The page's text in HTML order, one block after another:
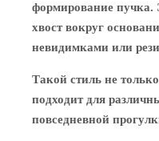
формирование пучка.
хвост вокруг
невидимками или
Такой стиль не
подходит для
повседневной